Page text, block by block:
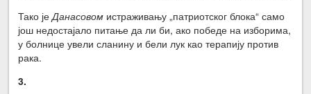
Тако јеДанасовом истраживању „патриотског блока“ само
још недостајало питање да ли би, ако победе на изборима,
у болнице увели сланину и бели лук као терапију против
рака.
3.